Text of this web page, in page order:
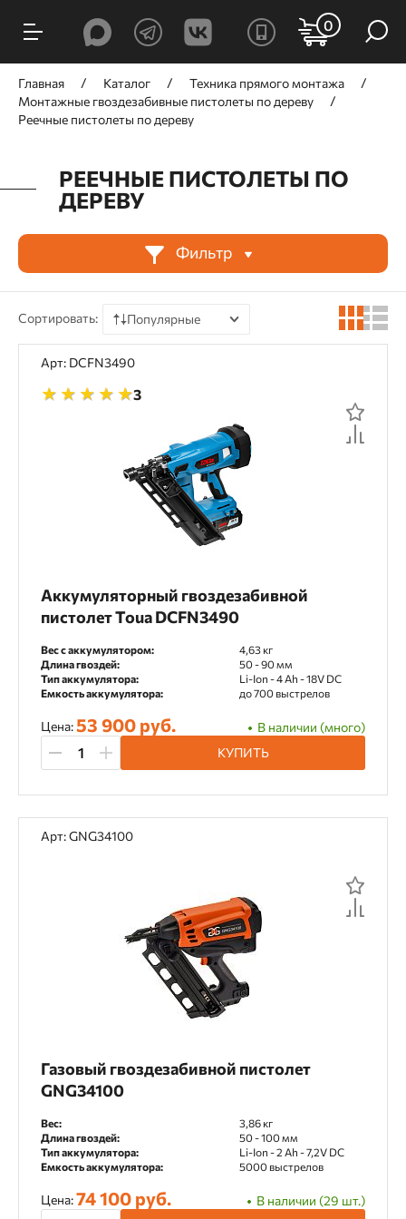
0
Главная Каталог
Техника прямого монтажа
Монтажные гвоздезабивные пистолеты по дереву
Реечные пистолеты по дереву
РЕЕЧНЫЕ ПИСТОЛЕТЫ ПО
ДЕРЕВУ
ФИЛЬТРЫ
Цена, ₽
до
Производитель
GNG TOUA Trusty-Tools
Принцип действия
Газовый
Пневматический
Монтаж деревянных фасадов
Монтаж стропильных систем
Производство поддонов
Производство тары
Упаковка и обрешетка
Материал применения
Тип крепежа
Гвоздь реечный 21° на пластике
Рабочее давление
4.9 - 8,3 бар
Длина гвоздей
Фильтр
Сортировать: Популярные
По отзывам
Арт: DCFN3490
3
Аккумуляторный гвоздезабивной
пистолет Toua DCFN3490
Вес с аккумулятором:
4,63 кг
Длина гвоздей:
50 - 90 мм
Тип аккумулятора:
Li-Ion - 4 Ah - 18V DC
Емкость аккумулятора:
до 700 выстрелов
Цена:53 900 руб.
В наличии (много)
КУПИТЬ
Арт: GNG34100
Газовый гвоздезабивной пистолет
GNG34100
Вес:
3,86 кг
Длина гвоздей:
50 - 100 мм
Тип аккумулятора:
Li-Ion - 2 Ah - 7,2V DC
Емкость аккумулятора:
5000 выстрелов
Цена:74 100 руб.
В наличии (29 шт.)